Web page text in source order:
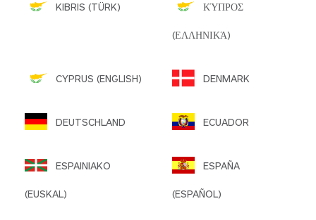
KIBRIS (TÜRK) ΚΎΠΡΟΣ
(ΕΛΛΗΝΙΚΆ)
CYPRUS (ENGLISH) DENMARK
DEUTSCHLAND ECUADOR
ESPAINIAKO
(EUSKAL)
ESPAÑA
(ESPAÑOL)